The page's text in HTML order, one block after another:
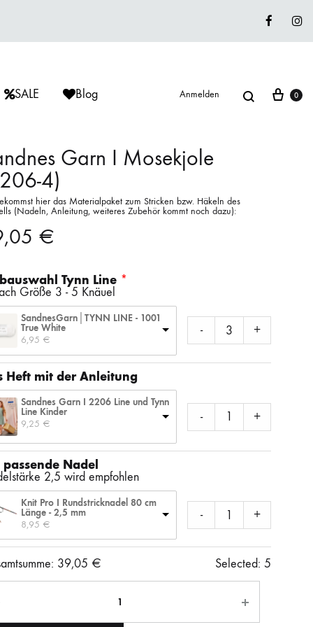
LAINES DU NORD
LITLG (LIFE IN THE LONG GRASS)
SOCKENWOLLE
WOLLE + STAUNE
ROWAN
ANDERE SCHÖNE BÜCHER
SALE Blog Anmelden Suche
Lieblingswolle
0
Garn I Mosekjole
4)
hier das Materialpaket zum Stricken bzw. Häkeln des
(Nadeln, Anleitung, weiteres Zubehör kommt noch dazu):
€
Tynn Line
Größe 3 - 5 Knäuel
SandnesGarn│TYNN LINE - 1001
True White
6,95 €
- +
Heft mit der Anleitung
Sandnes Garn I 2206 Line und Tynn
Line Kinder
9,25 € - +
passende Nadel
2,5 wird empfohlen
Knit Pro I Rundstricknadel 80 cm
Länge - 2,5 mm
8,95 €
- +
39,05 € Selected: 5